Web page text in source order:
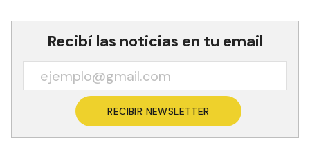
Recibí las noticias en tu email
RECIBIR NEWSLETTER